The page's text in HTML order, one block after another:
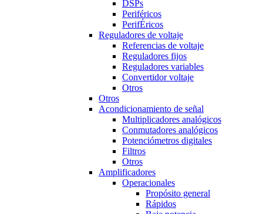
DSPs
Periféricos
PerifÉricos
Reguladores de voltaje
Referencias de voltaje
Reguladores fijos
Reguladores variables
Convertidor voltaje
Otros
Otros
Acondicionamiento de señal
Multiplicadores analógicos
Conmutadores analógicos
Potenciómetros digitales
Filtros
Otros
Amplificadores
Operacionales
Propósito general
Rápidos